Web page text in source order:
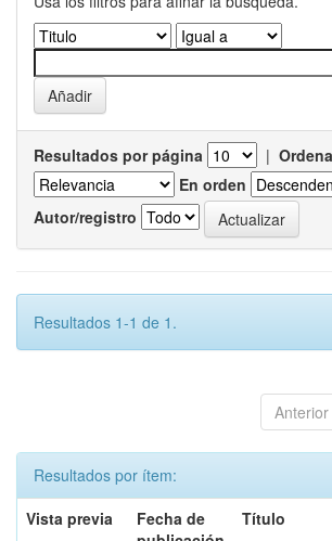
Resultados por página |
En orden
Autor/registro
Resultados 1-1 de 1.
Anterior
Resultados por ítem:
Vista previa
Fecha de
Título